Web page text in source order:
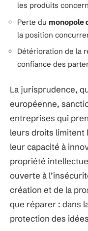
les produits
Perte du monopole
la position
Détérioration de la
confiance des
La jurisprudence,
européenne,
entreprises qui
leurs droits limitent
leur capacité à
propriété
ouverte à
création et de la
que réparer : dans
protection des